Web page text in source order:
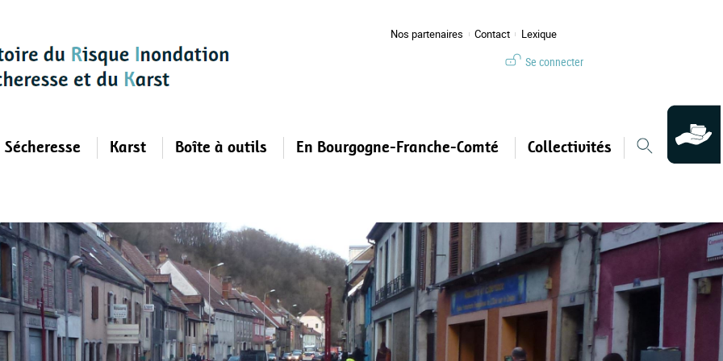
Nos partenaires Contact Lexique
Se connecter
Sécheresse Karst Boîte à outils En Bourgogne-Franche-Comté Collectivités